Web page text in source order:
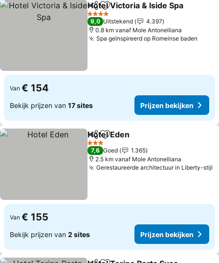
DelenToevoegen aan favorieten
Hotel Victoria & Iside Spa
4 Sterren
9,0 Uitstekend
4.397
0.8 km vanaf Mole Antonelliana
Spa geïnspireerd op Romeinse baden
Van € 154
Bekijk prijzen van 17 sites Prijzen bekijken
DelenToevoegen aan favorieten
Hotel Eden
3 Sterren
7,6 Goed
1.365
2.5 km vanaf Mole Antonelliana
Gerestaureerde architectuur in Liberty-stijl
Van € 155
Bekijk prijzen van 2 sites Prijzen bekijken